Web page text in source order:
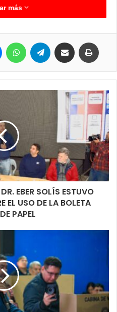
del arma de fuego.
más
EBER SOLÍS ESTUVO
EL USO DE LA BOLETA
PAPEL